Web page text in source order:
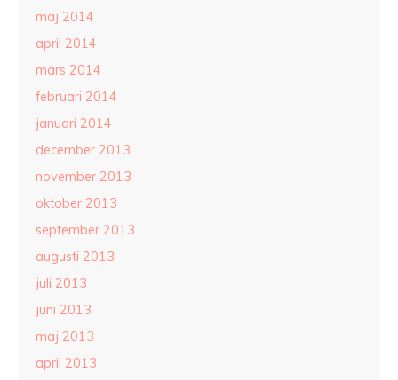
maj 2014
april 2014
mars 2014
februari 2014
januari 2014
december 2013
november 2013
oktober 2013
september 2013
augusti 2013
juli 2013
juni 2013
maj 2013
april 2013